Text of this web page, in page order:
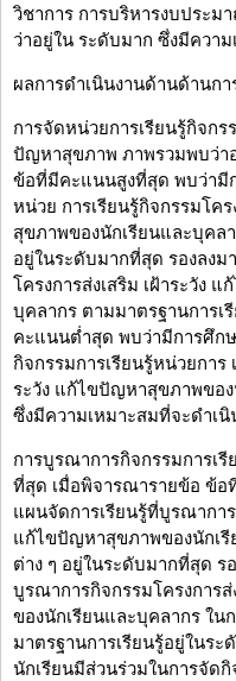
วิชาการ การบริหารงบประ
ว่าอยู่ใน ระดับมาก ซึ่งมีควา
ผลการดำเนินงานด้านด้านก
การจัดหน่วยการเรียนรู้กิจกร
ปัญหาสุขภาพ ภาพรวมพบว่า
ข้อที่มีคะแนนสูงที่สุด พบว่ามี
หน่วย การเรียนรู้กิจกรรมโค
สุขภาพของนักเรียนและบุคล
อยู่ในระดับมากที่สุด รองลงม
โครงการส่งเสริม เฝ้าระวัง
บุคลากร ตามมาตรฐานการเ
คะแนนต่ำสุด พบว่ามีการศึก
กิจกรรมการเรียนรู้หน่วยการ
ระวัง แก้ไขปัญหาสุขภาพขอ
ซึ่งมีความเหมาะสมที่จะดำเ
การบูรณาการกิจกรรมการเ
ที่สุด เมื่อพิจารณารายข้อ ข้
แผนจัดการเรียนรู้ที่บูรณาการ
แก้ไขปัญหาสุขภาพของนักเรี
ต่าง ๆ อยู่ในระดับมากที่สุด ร
บูรณาการกิจกรรมโครงการ
ของนักเรียนและบุคลากร ใน
มาตรฐานการเรียนรู้อยู่ในร
นักเรียนมีส่วนร่วมในการจัด